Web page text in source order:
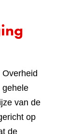
gehele
van de
op
de